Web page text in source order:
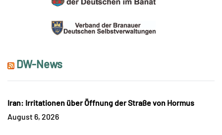
DW-News
Iran: Irritationen über Öffnung der Straße von Hormus
August 6, 2026